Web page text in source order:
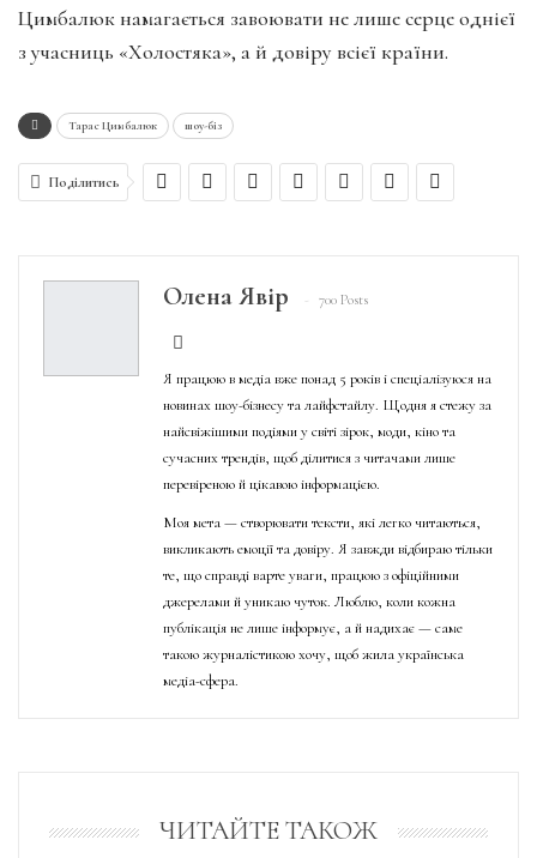
Цимбалюк намагається завоювати не лише серце однієї
з учасниць «Холостяка», а й довіру всієї країни.
Тарас Цимбалюк шоу-біз
Поділитись
Олена Явір 700 Posts
Я працюю в медіа вже понад 5 років і спеціалізуюся на
новинах шоу-бізнесу та лайфстайлу. Щодня я стежу за
найсвіжішими подіями у світі зірок, моди, кіно та
сучасних трендів, щоб ділитися з читачами лише
перевіреною й цікавою інформацією.
Моя мета — створювати тексти, які легко читаються,
викликають емоції та довіру. Я завжди відбираю тільки
те, що справді варте уваги, працюю з офіційними
джерелами й уникаю чуток. Люблю, коли кожна
публікація не лише інформує, а й надихає — саме
такою журналістикою хочу, щоб жила українська
медіа-сфера.
ЧИТАЙТЕ ТАКОЖ